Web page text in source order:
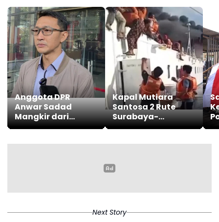
Anggota DPR
Anwar Sadad
Mangkir dari
Pemeriksaan Kasus
Jatim
Kapal Mutiara
Santosa 2 Rute
Surabaya-
Makasar Terbakar
Next Story